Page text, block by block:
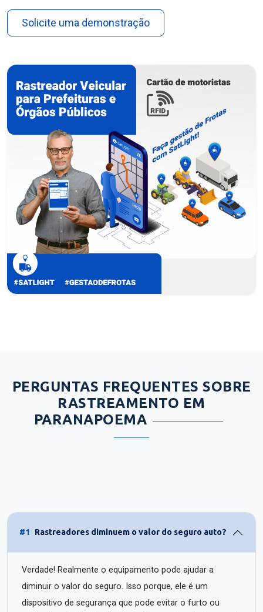
Solicite uma demonstração
PERGUNTAS FREQUENTES SOBRE
RASTREAMENTO EM
PARANAPOEMA
#1 Rastreadores diminuem o valor do seguro auto?
Verdade! Realmente o equipamento pode ajudar a
diminuir o valor do seguro. Isso porque, ele é um
dispositivo de segurança que pode evitar o furto ou